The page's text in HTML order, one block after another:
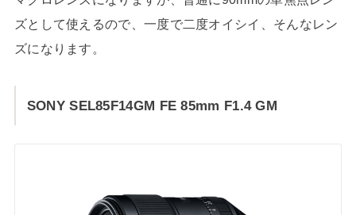
ズとして使えるので、一度で二度オイシイ、そんなレン
ズになります。
SONY SEL85F14GM FE 85mm F1.4 GM